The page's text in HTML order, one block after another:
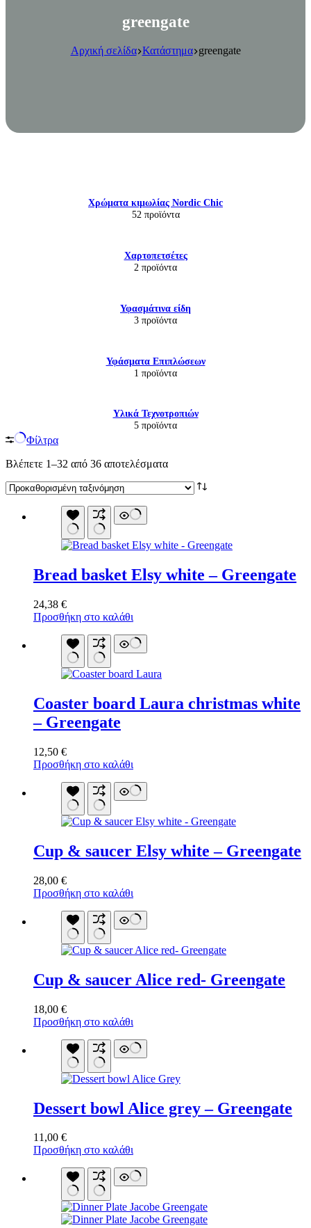
greengate
Αρχική σελίδα Κατάστημα greengate
Χρώματα κιμωλίας Nordic Chic
52 προϊόντα
Χαρτοπετσέτες
2 προϊόντα
Υφασμάτινα είδη
3 προϊόντα
Υφάσματα Επιπλώσεων
1 προϊόντα
Υλικά Τεχνοτροπιών
5 προϊόντα
Φίλτρα
Βλέπετε 1–32 από 36 αποτελέσματα
Bread basket Elsy white – Greengate
24,38 €
Προσθήκη στο καλάθι
Coaster board Laura christmas white
– Greengate
12,50 €
Προσθήκη στο καλάθι
Cup & saucer Elsy white – Greengate
28,00 €
Προσθήκη στο καλάθι
Cup & saucer Alice red- Greengate
18,00 €
Προσθήκη στο καλάθι
Dessert bowl Alice grey – Greengate
11,00 €
Προσθήκη στο καλάθι